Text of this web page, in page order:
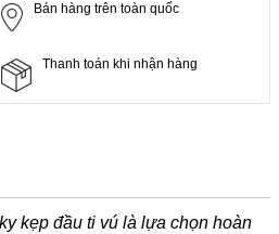
Bán hàng trên toàn quốc
Thanh toán khi nhận hàng
kẹp đầu ti vú là lựa chọn hoàn